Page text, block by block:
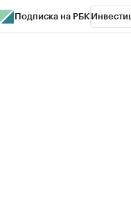
Подписка на РБК